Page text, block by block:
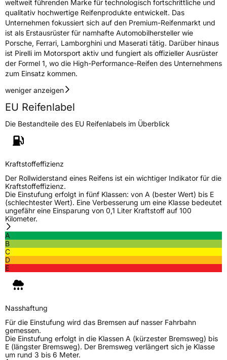
consumer.support@pirelli.com
weltweit führenden Marke für technologisch fortschrittliche und
qualitativ hochwertige Reifenprodukte entwickelt. Das
Unternehmen fokussiert sich auf den Premium-Reifenmarkt und
ist als Erstausrüster für namhafte Automobilhersteller wie
Porsche, Ferrari, Lamborghini und Maserati tätig. Darüber hinaus
ist Pirelli im Motorsport aktiv und fungiert als offizieller Ausrüster
der Formel 1, wo die High-Performance-Reifen des Unternehmens
zum Einsatz kommen.
weniger anzeigen
EU Reifenlabel
Die Bestandteile des EU Reifenlabels im Überblick
Kraftstoffeffizienz
Der Rollwiderstand eines Reifens ist ein wichtiger Indikator für die
Kraftstoffeffizienz.
Die Einstufung erfolgt in fünf Klassen: von A (bester Wert) bis E
(schlechtester Wert). Eine Verbesserung um eine Klasse bedeutet
ungefähr eine Einsparung von 0,1 Liter Kraftstoff auf 100
Kilometer.
A
B
C
D
E
Nasshaftung
Für die Einstufung wird das Bremsen auf nasser Fahrbahn
gemessen.
Die Einstufung erfolgt in die Klassen A (kürzester Bremsweg) bis
E (längster Bremsweg). Der Bremsweg verlängert sich je Klasse
um rund 3 bis 6 Meter.